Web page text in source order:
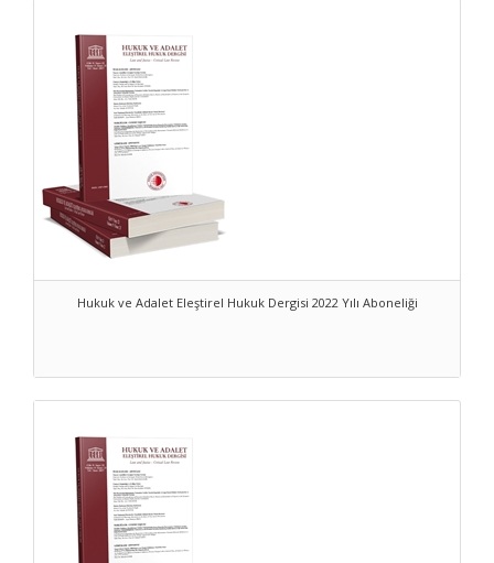
Hukuk ve Adalet Eleştirel Hukuk Dergisi 2022 Yılı Aboneliği